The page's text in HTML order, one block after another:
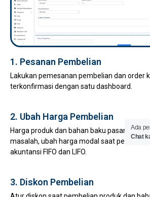
1. Pesanan Pembelian
Lakukan pemesanan pembelian dan order
terkonfirmasi dengan satu dashboard.
2. Ubah Harga Pembelian
Harga produk dan bahan baku pasang
masalah, ubah harga modal saat
akuntansi FIFO dan LIFO.
3. Diskon Pembelian
Ada
Chat